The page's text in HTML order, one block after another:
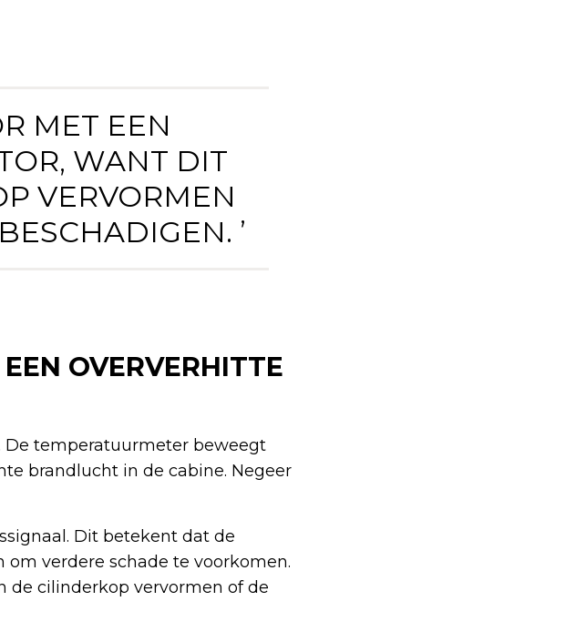
MET EEN
WANT DIT
VERVORMEN
’
OVERVERHITTE
De temperatuurmeter beweegt
brandlucht in de cabine. Negeer
Dit betekent dat de
verdere schade te voorkomen.
de cilinderkop vervormen of de